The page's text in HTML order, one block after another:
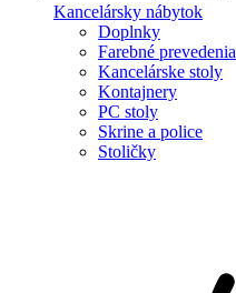
Kancelársky nábytok
Doplnky
Farebné prevedenia
Kancelárske stoly
Kontajnery
PC stoly
Skrine a police
Stoličky